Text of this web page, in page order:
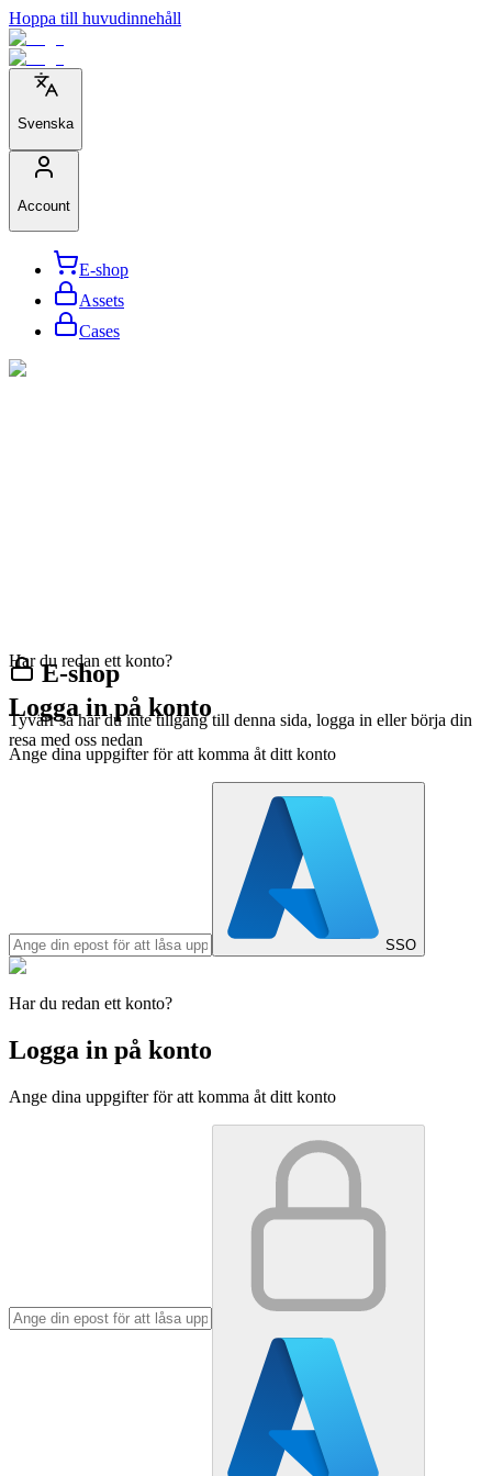
Hoppa till huvudinnehåll
Svenska
Account
E-shop
Assets
Cases
E-shop
Tyvärr så har du inte tillgång till denna sida, logga in eller börja din
resa med oss nedan
Har du redan ett konto?
Logga in på konto
Ange dina uppgifter för att komma åt ditt konto
SSO
Har du redan ett konto?
Logga in på konto
Ange dina uppgifter för att komma åt ditt konto